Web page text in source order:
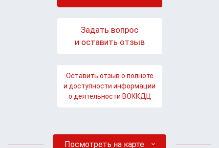
Задать вопрос
и оставить отзыв
Оставить отзыв о полноте
и доступности информации
о деятельности ВОККДЦ
Посмотреть на карте